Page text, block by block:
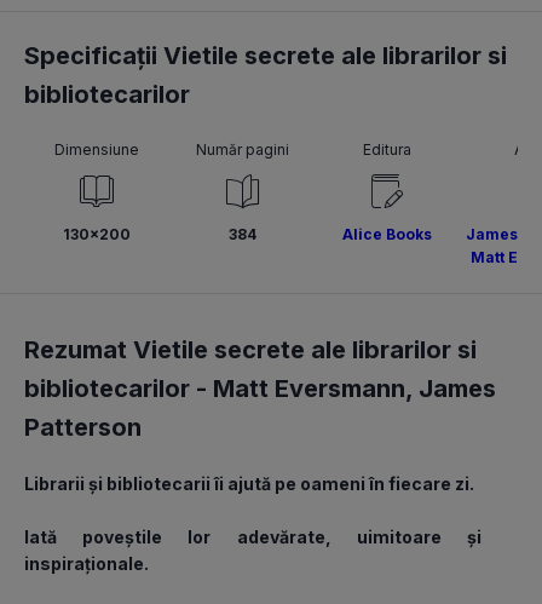
Specificații Vietile secrete ale librarilor si
bibliotecarilor
Dimensiune
130x200
Număr pagini
384
Editura
Alice Books
James
Matt
Rezumat Vietile secrete ale librarilor si
bibliotecarilor - Matt Eversmann, James
Patterson
Librarii și bibliotecarii îi ajută pe oameni în fiecare zi.
Iată poveștile lor adevărate, uimitoare și
inspiraționale.